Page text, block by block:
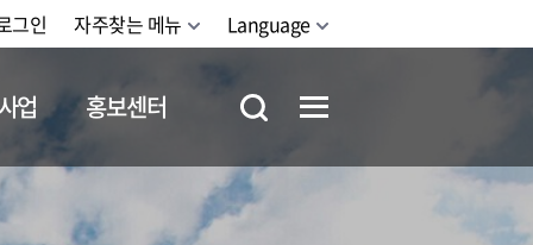
그인 자주찾는 메뉴 Language
업 홍보센터